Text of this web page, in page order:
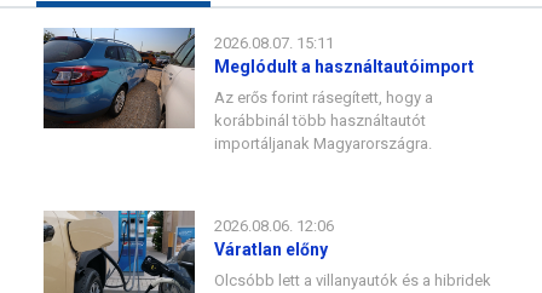
2026.08.07. 15:11
Meglódult a használtautóimport
Az erős forint rásegített, hogy a
korábbinál több használtautót
importáljanak Magyarországra.
2026.08.06. 12:06
Váratlan előny
Olcsóbb lett a villanyautók és a hibridek